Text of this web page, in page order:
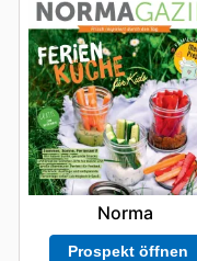
Norma
Prospekt öffnen